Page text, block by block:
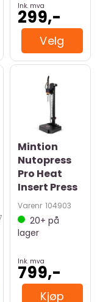
Ink. mva
299,-
Velg
Mintion
Nutopress
Pro Heat
Insert Press
Varenr 104903
20+ på
lager
Ink. mva
799,-
Kjøp